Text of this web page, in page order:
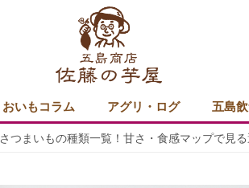
おいもコラム アグリ・ログ 五島
さつまいもの種類一覧！甘さ・食感マップで見